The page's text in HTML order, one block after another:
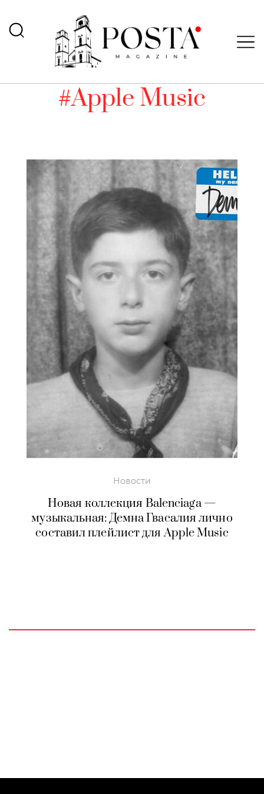
#Apple Music
Новости
Новая коллекция Balenciaga —
музыкальная: Демна Гвасалия лично
составил плейлист для Apple Music